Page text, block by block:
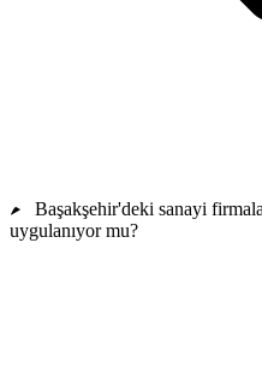
Başakşehir'deki sanayi
uygulanıyor mu?